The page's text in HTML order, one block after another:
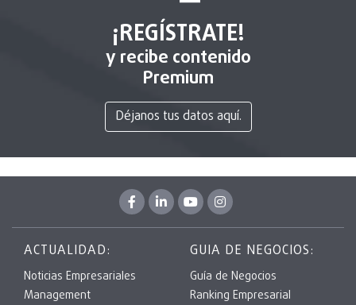
¡REGÍSTRATE!
y recibe contenido
Premium
Déjanos tus datos aquí.
ACTUALIDAD:
Noticias Empresariales
Management
GUIA DE NEGOCIOS:
Guía de Negocios
Ranking Empresarial